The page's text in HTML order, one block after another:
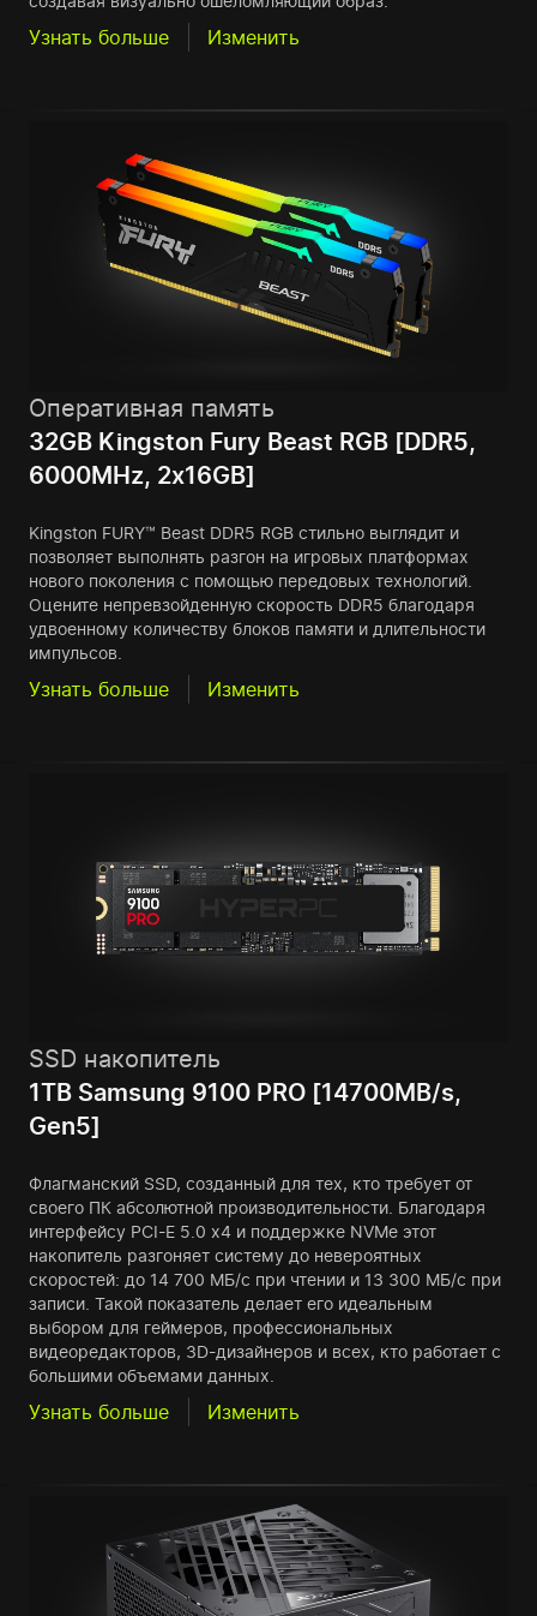
Узнать больше Изменить
Оперативная память
32GB Kingston Fury Beast RGB [DDR5,
6000MHz, 2x16GB]
Kingston FURY™ Beast DDR5 RGB стильно выглядит и
позволяет выполнять разгон на игровых платформах
нового поколения с помощью передовых технологий.
Оцените непревзойденную скорость DDR5 благодаря
удвоенному количеству блоков памяти и длительности
импульсов.
Узнать больше Изменить
SSD накопитель
1TB Samsung 9100 PRO [14700MB/s,
Gen5]
Флагманский SSD, созданный для тех, кто требует от
своего ПК абсолютной производительности. Благодаря
интерфейсу PCI-E 5.0 x4 и поддержке NVMe этот
накопитель разгоняет систему до невероятных
скоростей: до 14 700 МБ/с при чтении и 13 300 МБ/с при
записи. Такой показатель делает его идеальным
выбором для геймеров, профессиональных
видеоредакторов, 3D-дизайнеров и всех, кто работает с
большими объемами данных.
Узнать больше Изменить